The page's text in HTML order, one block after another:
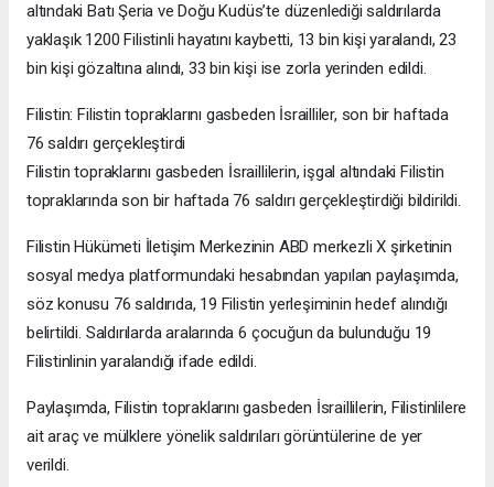
altındaki Batı Şeria ve Doğu Kudüs’te düzenlediği saldırılarda
yaklaşık 1200 Filistinli hayatını kaybetti, 13 bin kişi yaralandı, 23
bin kişi gözaltına alındı, 33 bin kişi ise zorla yerinden edildi.
Filistin: Filistin topraklarını gasbeden İsrailliler, son bir haftada
76 saldırı gerçekleştirdi
Filistin topraklarını gasbeden İsraillilerin, işgal altındaki Filistin
topraklarında son bir haftada 76 saldırı gerçekleştirdiği bildirildi.
Filistin Hükümeti İletişim Merkezinin ABD merkezli X şirketinin
sosyal medya platformundaki hesabından yapılan paylaşımda,
söz konusu 76 saldırıda, 19 Filistin yerleşiminin hedef alındığı
belirtildi. Saldırılarda aralarında 6 çocuğun da bulunduğu 19
Filistinlinin yaralandığı ifade edildi.
Paylaşımda, Filistin topraklarını gasbeden İsraillilerin, Filistinlilere
ait araç ve mülklere yönelik saldırıları görüntülerine de yer
verildi.